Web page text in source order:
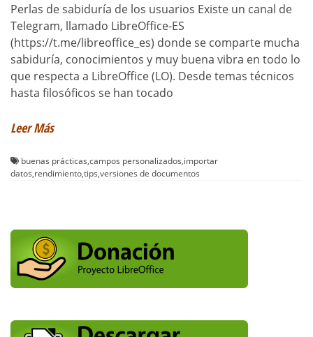
Perlas de sabiduría de los usuarios Existe un canal de
Telegram, llamado LibreOffice-ES
(https://t.me/libreoffice_es) donde se comparte mucha
sabiduría, conocimientos y muy buena vibra en todo lo
que respecta a LibreOffice (LO). Desde temas técnicos
hasta filosóficos se han tocado
Leer Más
buenas prácticas,campos personalizados,importar
datos,rendimiento,tips,versiones de documentos